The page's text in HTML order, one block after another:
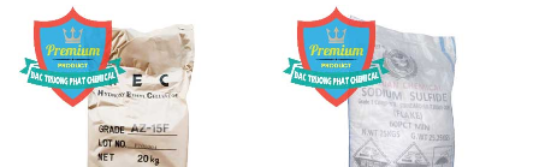
Chất Tạo Đặc Hec Mecellose
– Cenllulose Ether Nhật Bản
Sodium Sulfide NA2S – Đá
Thối Liyuan Trung Quốc China